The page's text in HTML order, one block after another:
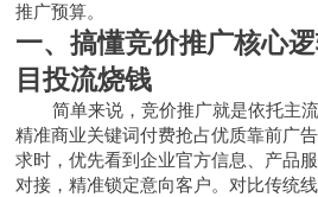
推广预算。
一、搞懂竞价推广核心
目投流烧钱
简单来说，竞价推广就是依托主
精准商业关键词付费抢占优质靠前广
求时，优先看到企业官方信息、产品
对接，精准锁定意向客户。对比传统